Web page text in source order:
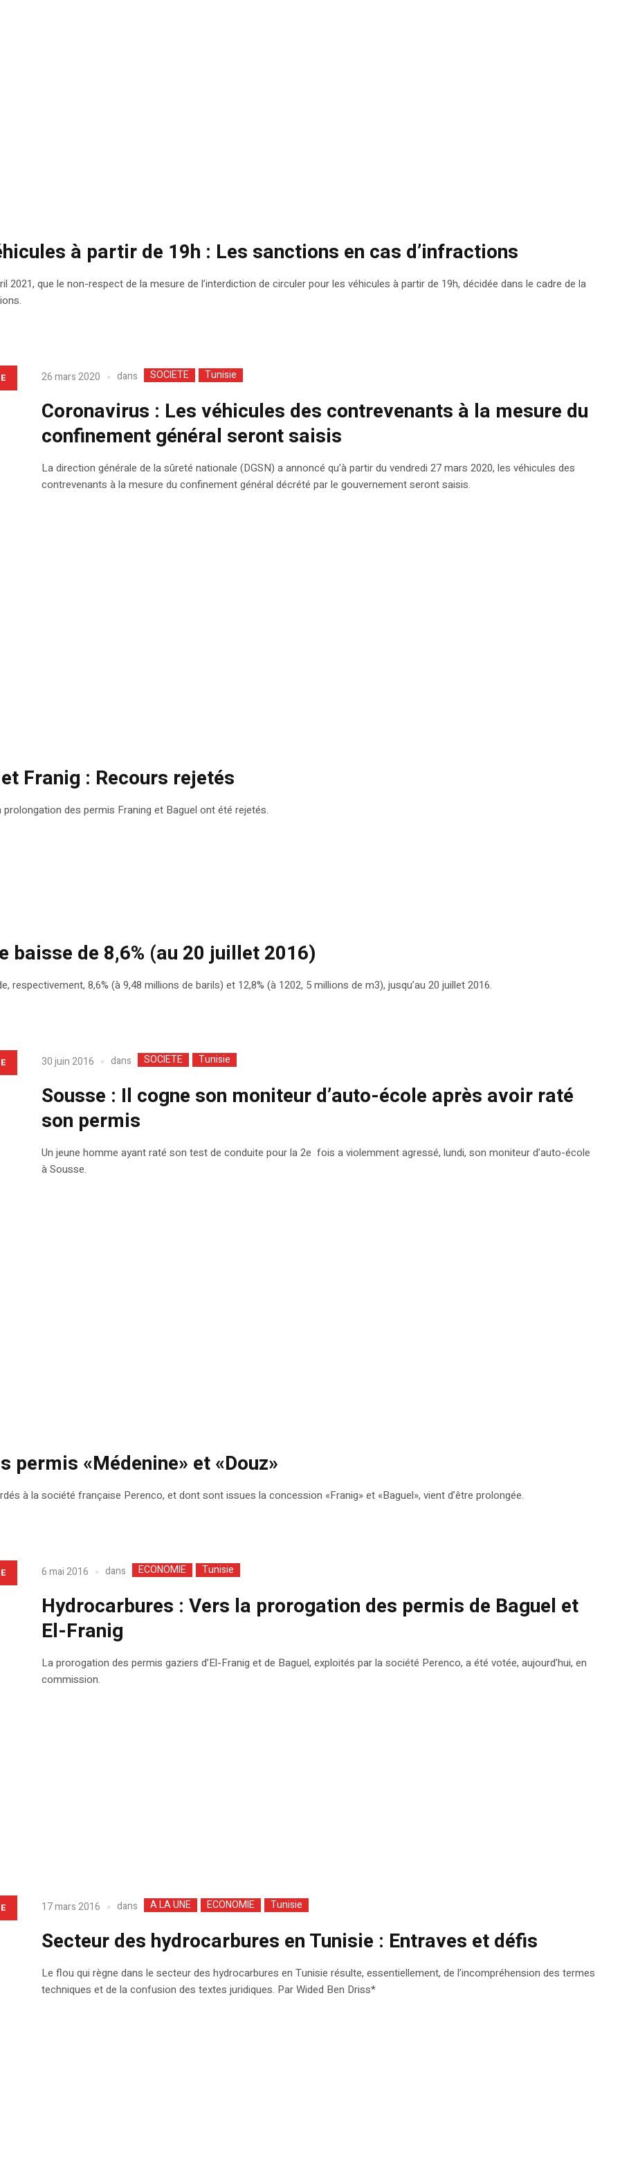
à partir de 19h : Les sanctions en cas d’infractions
2021, que le non-respect de la mesure de l’interdiction de circuler pour les véhicules à partir de 19h, décidée dans le cadre de la
26 mars 2020 dans SOCIETE Tunisie
Coronavirus : Les véhicules des contrevenants à la mesure du
confinement général seront saisis
La direction générale de la sûreté nationale (DGSN) a annoncé qu’à partir du vendredi 27 mars 2020, les véhicules des
contrevenants à la mesure du confinement général décrété par le gouvernement seront saisis.
Franig : Recours rejetés
des permis Franing et Baguel ont été rejetés.
de 8,6% (au 20 juillet 2016)
8,6% (à 9,48 millions de barils) et 12,8% (à 1202, 5 millions de m3), jusqu’au 20 juillet 2016.
30 juin 2016 dans SOCIETE Tunisie
Sousse : Il cogne son moniteur d’auto-école après avoir raté
son permis
Un jeune homme ayant raté son test de conduite pour la 2e fois a violemment agressé, lundi, son moniteur d’auto-école
à Sousse.
«Médenine» et «Douz»
à la société française Perenco, et dont sont issues la concession «Franig» et «Baguel», vient d’être prolongée.
6 mai 2016 dans ECONOMIE Tunisie
Hydrocarbures : Vers la prorogation des permis de Baguel et
El-Franig
La prorogation des permis gaziers d’El-Franig et de Baguel, exploités par la société Perenco, a été votée, aujourd’hui, en
commission.
17 mars 2016 dans A LA UNE ECONOMIE Tunisie
Secteur des hydrocarbures en Tunisie : Entraves et défis
Le flou qui règne dans le secteur des hydrocarbures en Tunisie résulte, essentiellement, de l’incompréhension des termes
techniques et de la confusion des textes juridiques. Par Wided Ben Driss*